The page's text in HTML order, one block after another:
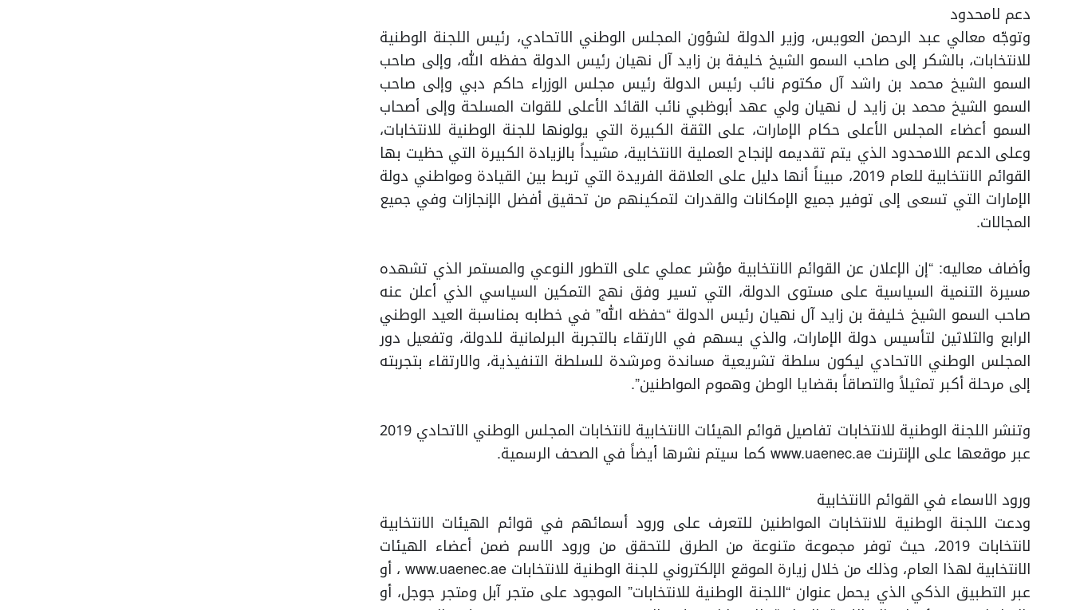
دعم لامحدود
وتوجّه معالي عبد الرحمن العويس، وزير الدولة لشؤون المجلس الوطني الاتحادي، رئيس اللجنة الوطنية
للانتخابات، بالشكر إلى صاحب السمو الشيخ خليفة بن زايد آل نهيان رئيس الدولة حفظه الله، وإلى صاحب
السمو الشيخ محمد بن راشد آل مكتوم نائب رئيس الدولة رئيس مجلس الوزراء حاكم دبي وإلى صاحب
السمو الشيخ محمد بن زايد ل نهيان ولي عهد أبوظبي نائب القائد الأعلى للقوات المسلحة وإلى أصحاب
السمو أعضاء المجلس الأعلى حكام الإمارات، على الثقة الكبيرة التي يولونها للجنة الوطنية للانتخابات،
وعلى الدعم اللامحدود الذي يتم تقديمه لإنجاح العملية الانتخابية، مشيداً بالزيادة الكبيرة التي حظيت بها
القوائم الانتخابية للعام 2019، مبيناً أنها دليل على العلاقة الفريدة التي تربط بين القيادة ومواطني دولة
الإمارات التي تسعى إلى توفير جميع الإمكانات والقدرات لتمكينهم من تحقيق أفضل الإنجازات وفي جميع
المجالات.
وأضاف معاليه: “إن الإعلان عن القوائم الانتخابية مؤشر عملي على التطور النوعي والمستمر الذي تشهده
مسيرة التنمية السياسية على مستوى الدولة، التي تسير وفق نهج التمكين السياسي الذي أعلن عنه
صاحب السمو الشيخ خليفة بن زايد آل نهيان رئيس الدولة “حفظه الله” في خطابه بمناسبة العيد الوطني
الرابع والثلاثين لتأسيس دولة الإمارات، والذي يسهم في الارتقاء بالتجربة البرلمانية للدولة، وتفعيل دور
المجلس الوطني الاتحادي ليكون سلطة تشريعية مساندة ومرشدة للسلطة التنفيذية، والارتقاء بتجربته
إلى مرحلة أكبر تمثيلاً والتصاقاً بقضايا الوطن وهموم المواطنين”.
وتنشر اللجنة الوطنية للانتخابات تفاصيل قوائم الهيئات الانتخابية لانتخابات المجلس الوطني الاتحادي 2019
عبر موقعها على الإنترنت www.uaenec.ae كما سيتم نشرها أيضاً في الصحف الرسمية.
ورود الاسماء في القوائم الانتخابية
ودعت اللجنة الوطنية للانتخابات المواطنين للتعرف على ورود أسمائهم في قوائم الهيئات الانتخابية
لانتخابات 2019، حيث توفر مجموعة متنوعة من الطرق للتحقق من ورود الاسم ضمن أعضاء الهيئات
الانتخابية لهذا العام، وذلك من خلال زيارة الموقع الإلكتروني للجنة الوطنية للانتخابات www.uaenec.ae ، أو
عبر التطبيق الذكي الذي يحمل عنوان “اللجنة الوطنية للانتخابات” الموجود على متجر آبل ومتجر جوجل، أو